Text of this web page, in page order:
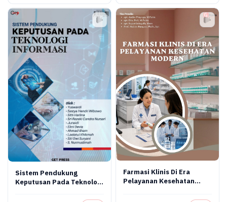
Sistem Pendukung
Keputusan Pada Teknologi
Farmasi Klinis Di Era
Pelayanan Kesehatan